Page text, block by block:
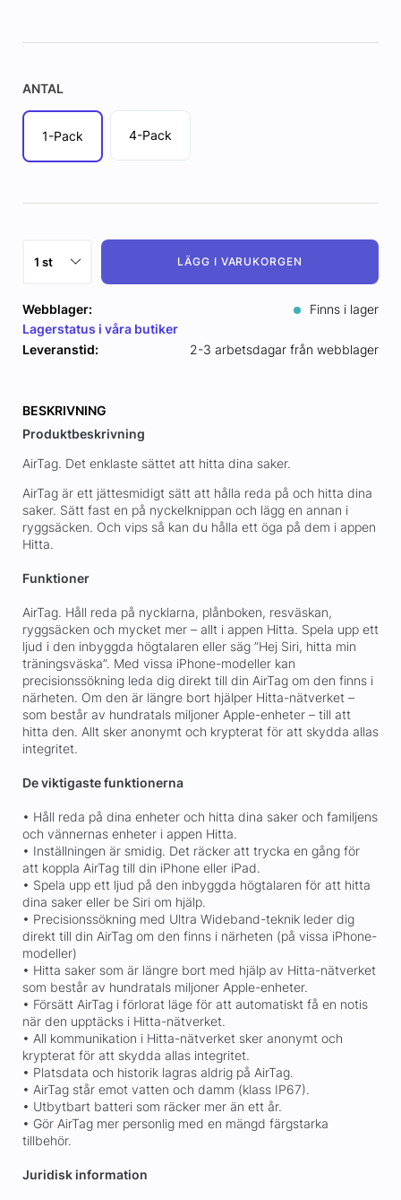
ANTAL
1-Pack 4-Pack
LÄGG I VARUKORGEN
Webblager:
Finns i lager
Lagerstatus i våra butiker
Leveranstid:
2-3 arbetsdagar från webblager
BESKRIVNING
Produktbeskrivning
AirTag. Det enklaste sättet att hitta dina saker.
AirTag är ett jättesmidigt sätt att hålla reda på och hitta dina
saker. Sätt fast en på nyckelknippan och lägg en annan i
ryggsäcken. Och vips så kan du hålla ett öga på dem i appen
Hitta.
Funktioner
AirTag. Håll reda på nycklarna, plånboken, resväskan,
ryggsäcken och mycket mer – allt i appen Hitta. Spela upp ett
ljud i den inbyggda högtalaren eller säg ”Hej Siri, hitta min
träningsväska”. Med vissa iPhone-modeller kan
precisionssökning leda dig direkt till din AirTag om den finns i
närheten. Om den är längre bort hjälper Hitta-nätverket –
som består av hundratals miljoner Apple-enheter – till att
hitta den. Allt sker anonymt och krypterat för att skydda allas
integritet.
De viktigaste funktionerna
• Håll reda på dina enheter och hitta dina saker och familjens
och vännernas enheter i appen Hitta.
• Inställningen är smidig. Det räcker att trycka en gång för
att koppla AirTag till din iPhone eller iPad.
• Spela upp ett ljud på den inbyggda högtalaren för att hitta
dina saker eller be Siri om hjälp.
• Precisionssökning med Ultra Wideband-teknik leder dig
direkt till din AirTag om den finns i närheten (på vissa iPhone-
modeller)
• Hitta saker som är längre bort med hjälp av Hitta-nätverket
som består av hundratals miljoner Apple-enheter.
• Försätt AirTag i förlorat läge för att automatiskt få en notis
när den upptäcks i Hitta-nätverket.
• All kommunikation i Hitta-nätverket sker anonymt och
krypterat för att skydda allas integritet.
• Platsdata och historik lagras aldrig på AirTag.
• AirTag står emot vatten och damm (klass IP67).
• Utbytbart batteri som räcker mer än ett år.
• Gör AirTag mer personlig med en mängd färgstarka
tillbehör.
Juridisk information